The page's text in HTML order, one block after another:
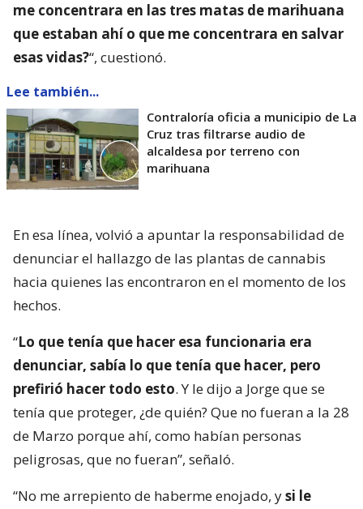
me concentrara en las tres matas de marihuana
que estaban ahí o que me concentrara en salvar
esas vidas?“, cuestionó.
Lee también...
Contraloría oficia a municipio de La
Cruz tras filtrarse audio de
alcaldesa por terreno con
marihuana
En esa línea, volvió a apuntar la responsabilidad de
denunciar el hallazgo de las plantas de cannabis
hacia quienes las encontraron en el momento de los
hechos.
“Lo que tenía que hacer esa funcionaria era
denunciar, sabía lo que tenía que hacer, pero
prefirió hacer todo esto. Y le dijo a Jorge que se
tenía que proteger, ¿de quién? Que no fueran a la 28
de Marzo porque ahí, como habían personas
peligrosas, que no fueran”, señaló.
“No me arrepiento de haberme enojado, ysi le